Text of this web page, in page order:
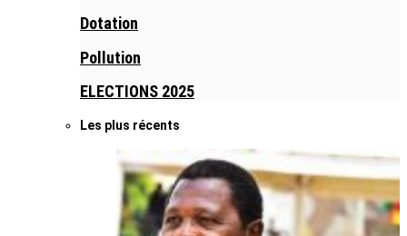
Dotation
Pollution
ELECTIONS 2025
Les plus récents